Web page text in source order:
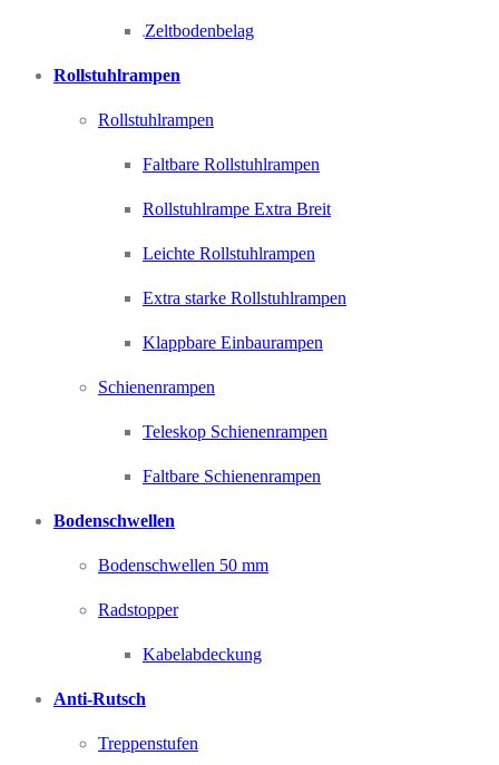
Zeltbodenbelag
Rollstuhlrampen
Rollstuhlrampen
Faltbare Rollstuhlrampen
Rollstuhlrampe Extra Breit
Leichte Rollstuhlrampen
Extra starke Rollstuhlrampen
Klappbare Einbaurampen
Schienenrampen
Teleskop Schienenrampen
Faltbare Schienenrampen
Bodenschwellen
Bodenschwellen 50 mm
Radstopper
Kabelabdeckung
Anti-Rutsch
Treppenstufen